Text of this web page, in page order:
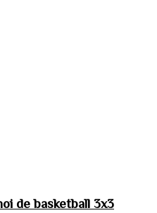
de basketball 3x3